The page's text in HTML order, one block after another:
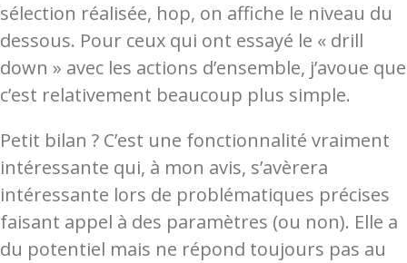
sélection réalisée, hop, on affiche le niveau du
dessous. Pour ceux qui ont essayé le « drill
down » avec les actions d’ensemble, j’avoue que
c’est relativement beaucoup plus simple.
Petit bilan ? C’est une fonctionnalité vraiment
intéressante qui, à mon avis, s’avèrera
intéressante lors de problématiques précises
faisant appel à des paramètres (ou non). Elle a
du potentiel mais ne répond toujours pas au